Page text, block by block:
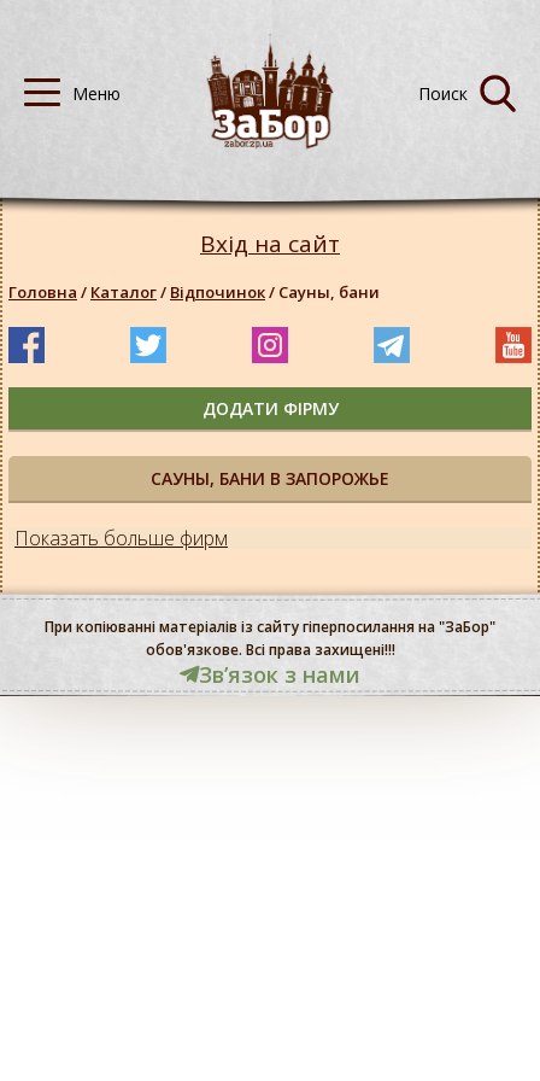
САУНЫ, БАНИ В ЗАПОРОЖЬЕ
Показать больше фирм
Вхід на сайт
Головна / Каталог/ Відпочинок/ Сауны, бани
ДОДАТИ ФІРМУ
При копіюванні матеріалів із сайту гіперпосилання на "ЗаБор"
обов'язкове. Всі права захищені!!!
Звʼязок з нами